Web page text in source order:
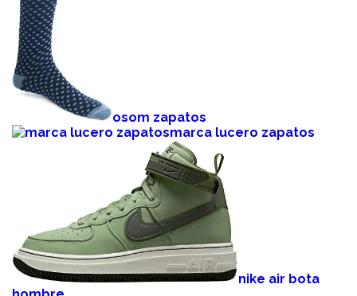
osom zapatos
marca lucero zapatos
nike air bota